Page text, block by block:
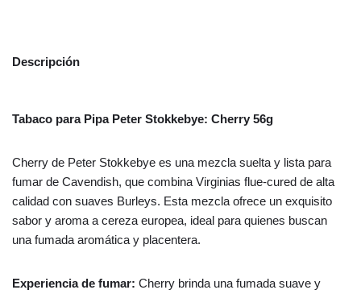
Descripción
Tabaco para Pipa Peter Stokkebye: Cherry 56g
Cherry de Peter Stokkebye es una mezcla suelta y lista para
fumar de Cavendish, que combina Virginias flue-cured de alta
calidad con suaves Burleys. Esta mezcla ofrece un exquisito
sabor y aroma a cereza europea, ideal para quienes buscan
una fumada aromática y placentera.
Experiencia de fumar: Cherry brinda una fumada suave y